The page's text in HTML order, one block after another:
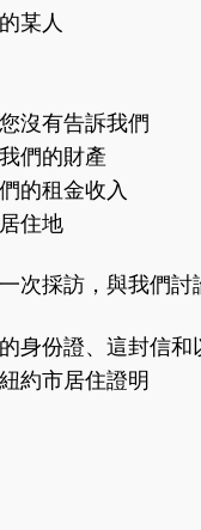
某人
沒有告訴我們
們的財產
的租金收入
住地
次採訪，與我們討
身份證、這封信和
約市居住證明